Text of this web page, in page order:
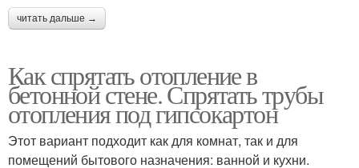
читать дальше →
Как спрятать отопление в
бетонной стене. Спрятать трубы
отопления под гипсокартон
Этот вариант подходит как для комнат, так и для
помещений бытового назначения: ванной и кухни.